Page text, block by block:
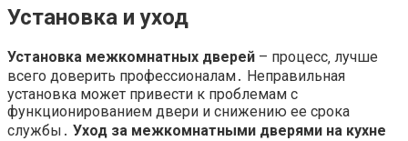
Установка и уход
Установка межкомнатных дверей – процесс‚ лучше
всего доверить профессионалам․ Неправильная
установка может привести к проблемам с
функционированием двери и снижению ее срока
службы․ Уход за межкомнатными дверями на кухне